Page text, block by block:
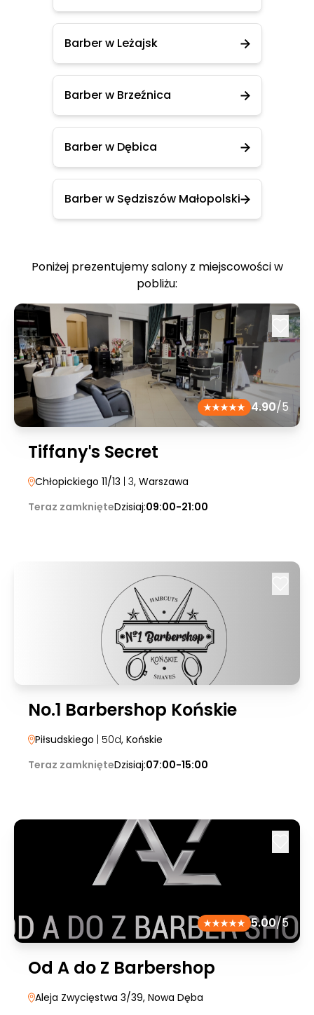
Barber w Leżajsk
Barber w Brzeźnica
Barber w Dębica
Barber w Sędziszów Małopolski
Poniżej prezentujemy salony z miejscowości w
pobliżu:
4.90/5
Tiffanyˈs Secret
Chłopickiego 11/13 | 3, Warszawa
Teraz zamknięteDzisiaj:09:00-21:00
No.1 Barbershop Końskie
Piłsudskiego | 50d, Końskie
Teraz zamknięteDzisiaj:07:00-15:00
5.00/5
Od A do Z Barbershop
Aleja Zwycięstwa 3/39, Nowa Dęba